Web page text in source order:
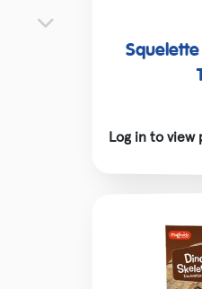
Log in to view